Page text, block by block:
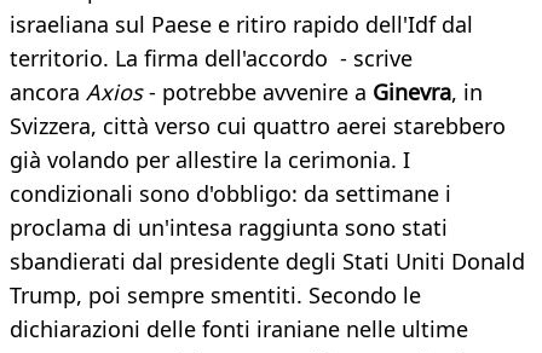
israeliana sul Paese e ritiro rapido dell'Idf dal
territorio. La firma dell'accordo - scrive
ancora Axios- potrebbe avvenire a Ginevra, in
Svizzera, città verso cui quattro aerei starebbero
già volando per allestire la cerimonia. I
condizionali sono d'obbligo: da settimane i
proclama di un'intesa raggiunta sono stati
sbandierati dal presidente degli Stati Uniti Donald
Trump, poi sempre smentiti. Secondo le
dichiarazioni delle fonti iraniane nelle ultime